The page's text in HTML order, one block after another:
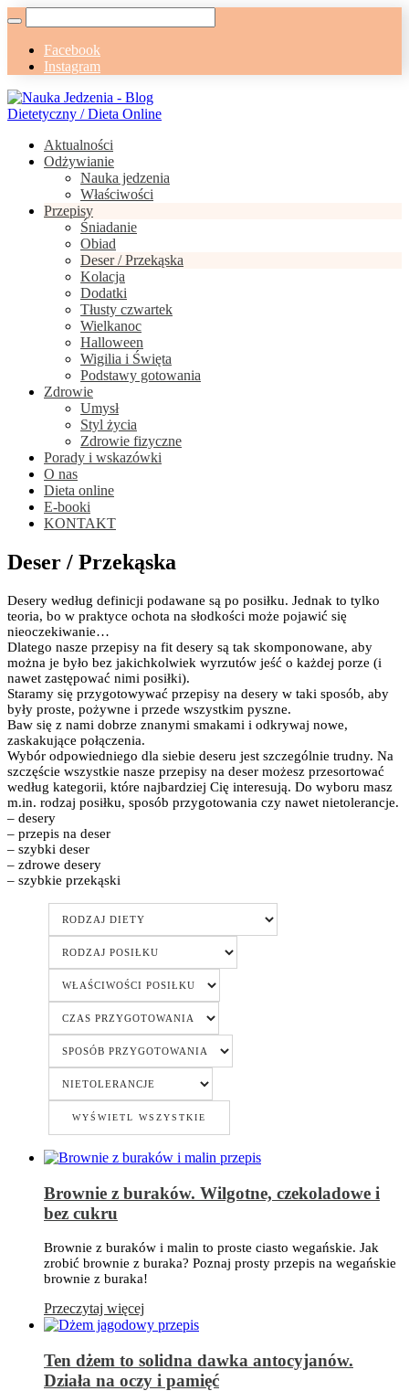
Facebook
Instagram
Aktualności
Odżywianie
Nauka jedzenia
Właściwości
Przepisy
Śniadanie
Obiad
Deser / Przekąska
Kolacja
Dodatki
Tłusty czwartek
Wielkanoc
Halloween
Wigilia i Święta
Podstawy gotowania
Zdrowie
Umysł
Styl życia
Zdrowie fizyczne
Porady i wskazówki
O nas
Dieta online
E-booki
KONTAKT
Deser / Przekąska
Desery według definicji podawane są po posiłku. Jednak to tylko
teoria, bo w praktyce ochota na słodkości może pojawić się
nieoczekiwanie…
Dlatego nasze przepisy na fit desery są tak skomponowane, aby
można je było bez jakichkolwiek wyrzutów jeść o każdej porze (i
nawet zastępować nimi posiłki).
Staramy się przygotowywać przepisy na desery w taki sposób, aby
były proste, pożywne i przede wszystkim pyszne.
Baw się z nami dobrze znanymi smakami i odkrywaj nowe,
zaskakujące połączenia.
Wybór odpowiedniego dla siebie deseru jest szczególnie trudny. Na
szczęście wszystkie nasze przepisy na deser możesz przesortować
według kategorii, które najbardziej Cię interesują. Do wyboru masz
m.in. rodzaj posiłku, sposób przygotowania czy nawet nietolerancje.
– desery
– przepis na deser
– szybki deser
– zdrowe desery
– szybkie przekąski
Brownie z buraków. Wilgotne, czekoladowe i
bez cukru
Brownie z buraków i malin to proste ciasto wegańskie. Jak
zrobić brownie z buraka? Poznaj prosty przepis na wegańskie
brownie z buraka!
Przeczytaj więcej
Ten dżem to solidna dawka antocyjanów.
Działa na oczy i pamięć